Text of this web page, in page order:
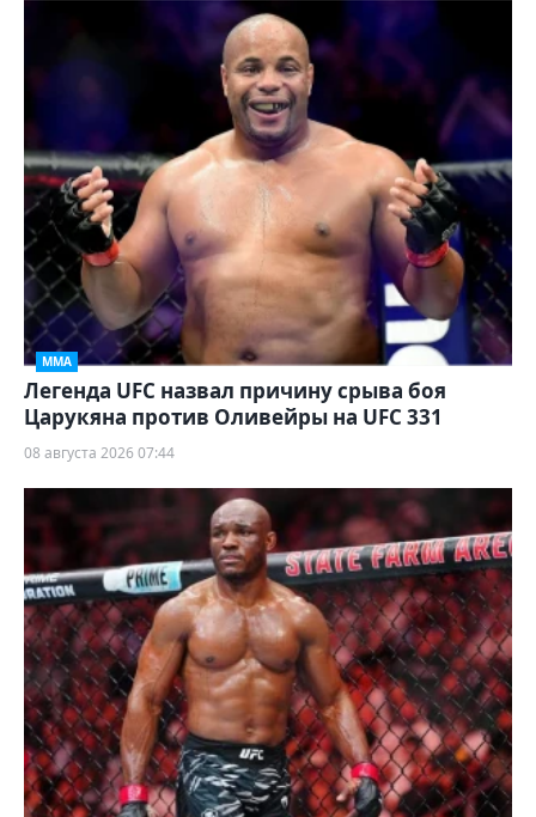
ММА
Легенда UFC назвал причину срыва боя
Царукяна против Оливейры на UFC 331
08 августа 2026 07:44